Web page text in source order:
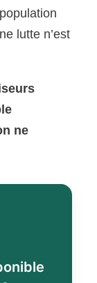
lutte n’est
ne